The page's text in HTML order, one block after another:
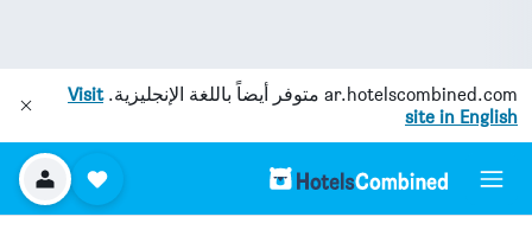
ar.hotelscombined.com متوفر أيضاً باللغة الإنجليزية.Visit
site in English